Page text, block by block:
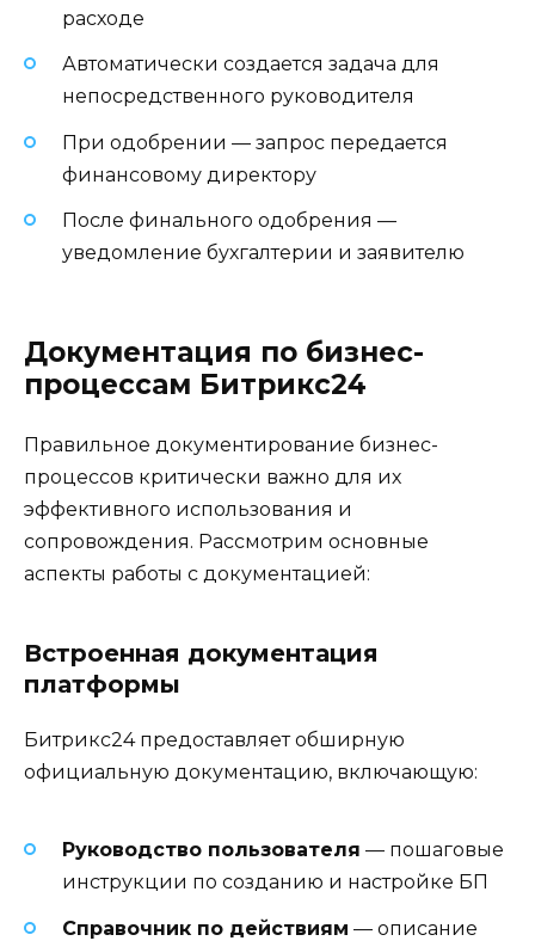
расходе
Автоматически создается задача для
непосредственного руководителя
При одобрении — запрос передается
финансовому директору
После финального одобрения —
уведомление бухгалтерии и заявителю
Документация по бизнес-
процессам Битрикс24
Правильное документирование бизнес-
процессов критически важно для их
эффективного использования и
сопровождения. Рассмотрим основные
аспекты работы с документацией:
Встроенная документация
платформы
Битрикс24 предоставляет обширную
официальную документацию, включающую:
Руководство пользователя — пошаговые
инструкции по созданию и настройке БП
Справочник по действиям — описание